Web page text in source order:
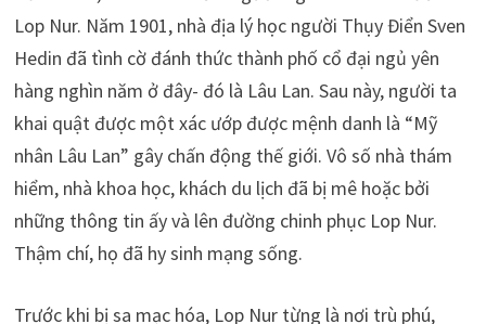
Lop Nur. Năm 1901, nhà địa lý học người Thụy Điển Sven
Hedin đã tình cờ đánh thức thành phố cổ đại ngủ yên
hàng nghìn năm ở đây- đó là Lâu Lan. Sau này, người ta
khai quật được một xác ướp được mệnh danh là “Mỹ
nhân Lâu Lan” gây chấn động thế giới. Vô số nhà thám
hiểm, nhà khoa học, khách du lịch đã bị mê hoặc bởi
những thông tin ấy và lên đường chinh phục Lop Nur.
Thậm chí, họ đã hy sinh mạng sống.
Trước khi bị sa mạc hóa, Lop Nur từng là nơi trù phú,